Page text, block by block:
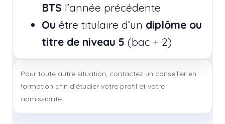
BTS l’année précédente
Ou être titulaire d’un diplôme ou
titre de niveau 5 (bac + 2)
Pour toute autre situation, contactez un conseiller en
formation afin d’étudier votre profil et votre
admissibilité.